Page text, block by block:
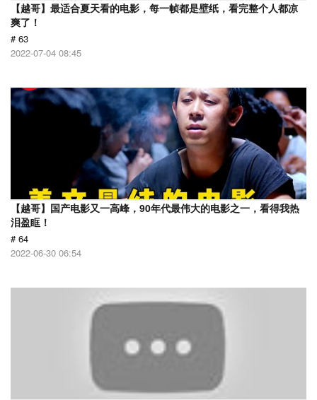
【越哥】最适合夏天看的电影，每一帧都是壁纸，看完整个人都凉
爽了！
# 63
2022-07-04 08:45
【越哥】国产电影又一高峰，90年代最伟大的电影之一，看得我热
泪盈眶！
# 64
2022-06-30 06:54